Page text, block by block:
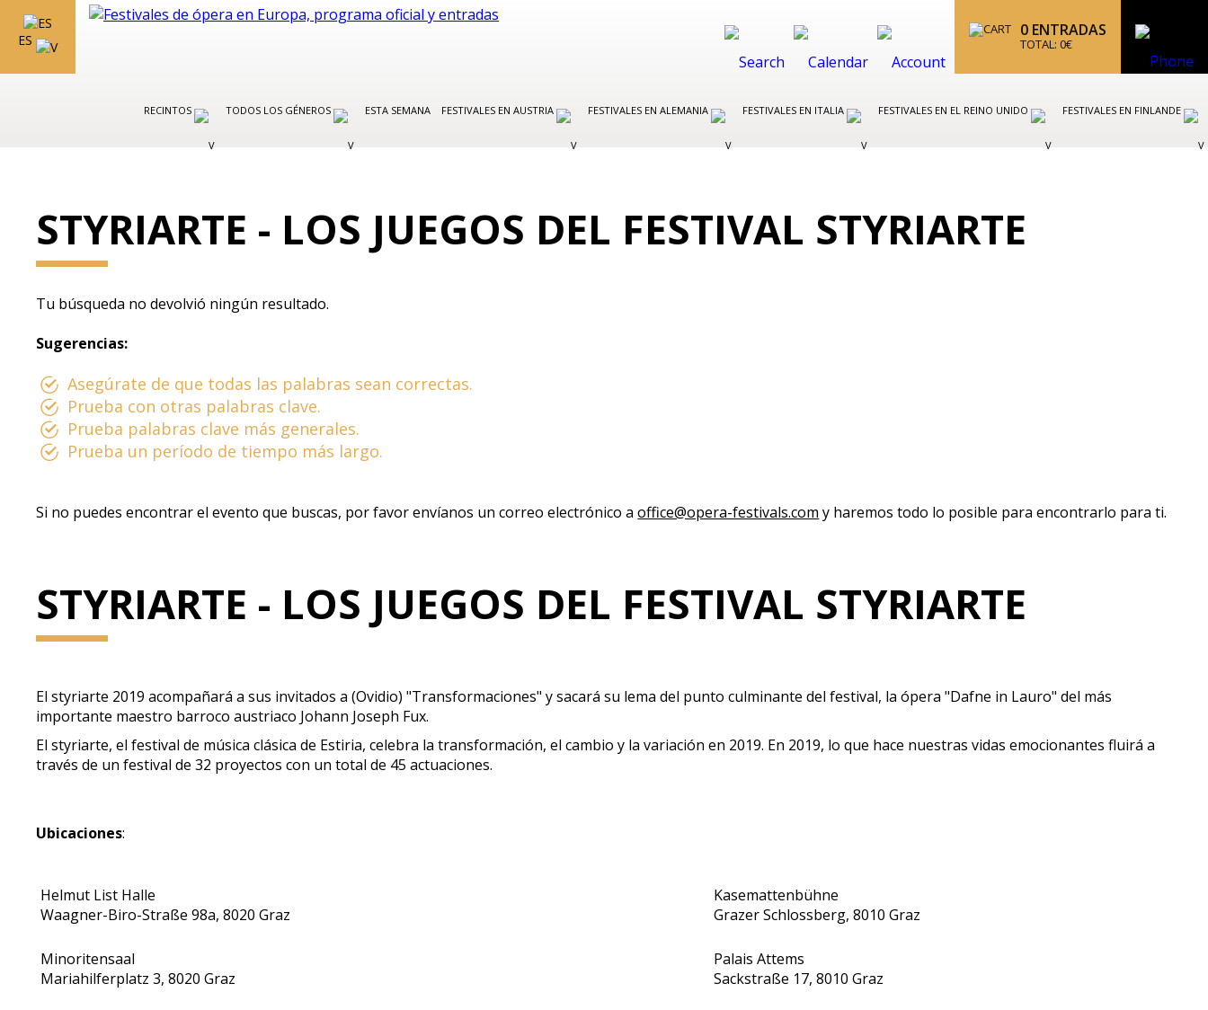
ES
0 ENTRADAS
TOTAL: 0€
RECINTOS TODOS LOS GÉNEROS ESTA SEMANA FESTIVALES EN AUSTRIA FESTIVALES EN ALEMANIA FESTIVALES EN ITALIA FESTIVALES EN EL REINO UNIDO FESTIVALES EN FINLANDE
STYRIARTE - LOS JUEGOS DEL FESTIVAL STYRIARTE
Tu búsqueda no devolvió ningún resultado.
Sugerencias:
Asegúrate de que todas las palabras sean correctas.
Prueba con otras palabras clave.
Prueba palabras clave más generales.
Prueba un período de tiempo más largo.
Si no puedes encontrar el evento que buscas, por favor envíanos un correo electrónico aoffice@opera-festivals.com y haremos todo lo posible para encontrarlo para ti.
STYRIARTE - LOS JUEGOS DEL FESTIVAL STYRIARTE
El styriarte 2019 acompañará a sus invitados a (Ovidio) "Transformaciones" y sacará su lema del punto culminante del festival, la ópera "Dafne in Lauro" del más
importante maestro barroco austriaco Johann Joseph Fux.
El styriarte, el festival de música clásica de Estiria, celebra la transformación, el cambio y la variación en 2019. En 2019, lo que hace nuestras vidas emocionantes fluirá a
través de un festival de 32 proyectos con un total de 45 actuaciones.
Ubicaciones:
Helmut List Halle
Waagner-Biro-Straße 98a, 8020 Graz
Kasemattenbühne
Grazer Schlossberg, 8010 Graz
Minoritensaal
Mariahilferplatz 3, 8020 Graz
Palais Attems
Sackstraße 17, 8010 Graz